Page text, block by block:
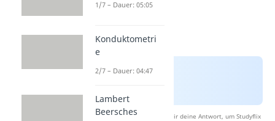
Nach Beantwortung speichern wir deine Antwort, um Studyflix
1/7 – Dauer: 05:05
Konduktometri
e
2/7 – Dauer: 04:47
Lambert
Beersches